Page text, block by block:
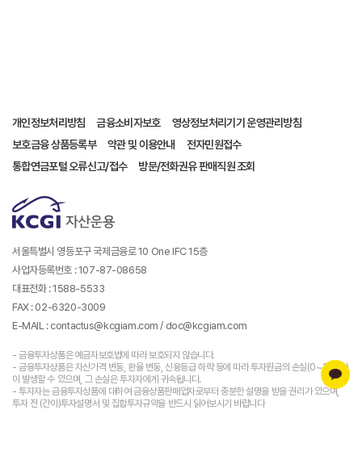
개인정보처리방침 금융소비자보호
영상정보처리기기 운영관리방침
보호금융 상품등록부
약관 및 이용안내
전자민원접수
통합연금포털 오류신고/접수
방문/전화권유 판매직원 조회
서울특별시 영등포구 국제금융로 10 One IFC 15층
사업자등록번호 : 107-87-08658
대표전화 : 1588-5533
FAX : 02-6320-3009
E-MAIL : contactus@kcgiam.com / doc@kcgiam.com
- 금융투자상품은 예금자보호법에 따라 보호되지 않습니다.
- 금융투자상품은 자산가격 변동, 환율 변동, 신용등급 하락 등에 따라 투자원금의 손실(0~100%)
이 발생할 수 있으며, 그 손실은 투자자에게 귀속됩니다.
- 투자자는 금융투자상품에 대하여 금융상품판매업자로부터 충분한 설명을 받을 권리가 있으며,
투자 전 (간이)투자설명서 및 집합투자규약을 반드시 읽어보시기 바랍니다